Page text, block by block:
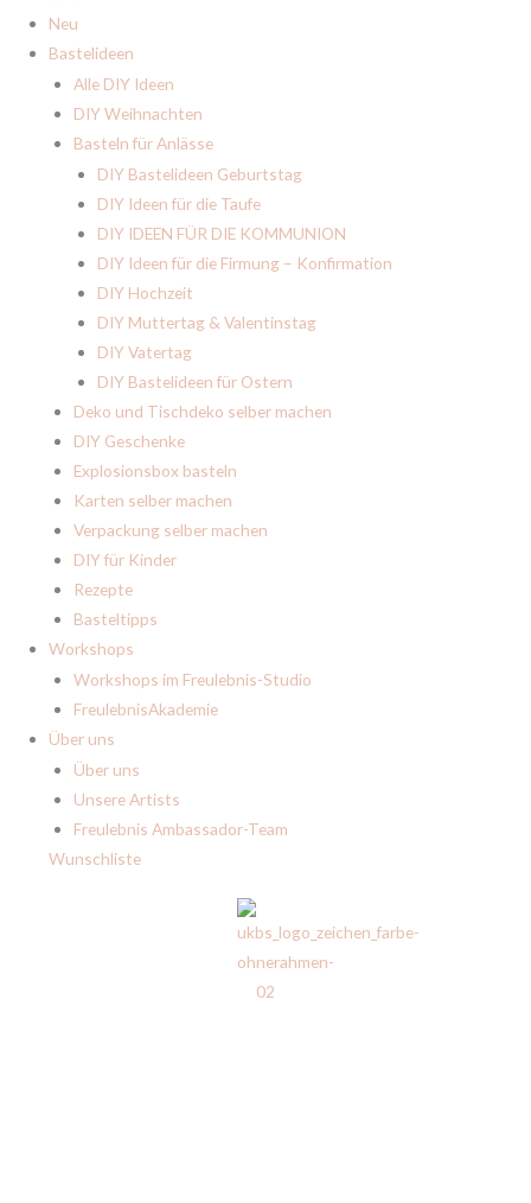
Neu
Bastelideen
Alle DIY Ideen
DIY Weihnachten
Basteln für Anlässe
DIY Bastelideen Geburtstag
DIY Ideen für die Taufe
DIY IDEEN FÜR DIE KOMMUNION
DIY Ideen für die Firmung – Konfirmation
DIY Hochzeit
DIY Muttertag & Valentinstag
DIY Vatertag
DIY Bastelideen für Ostern
Deko und Tischdeko selber machen
DIY Geschenke
Explosionsbox basteln
Karten selber machen
Verpackung selber machen
DIY für Kinder
Rezepte
Basteltipps
Workshops
Workshops im Freulebnis-Studio
FreulebnisAkademie
Über uns
Über uns
Unsere Artists
Freulebnis Ambassador-Team
Wunschliste
Freulebnis-Community
Melde Dich jetzt für unseren Newsletter an und profitiere von
Jetzt anmelden & sparen
Bitte, wenn möglich, keine @t-online.de-Adresse nutzen.
Datenschutzerklärung*
*Wir versenden nach der Willkommenssequenz wöchentlich eine E-Mail. Du kannst dich
Datenschutzerklärung.